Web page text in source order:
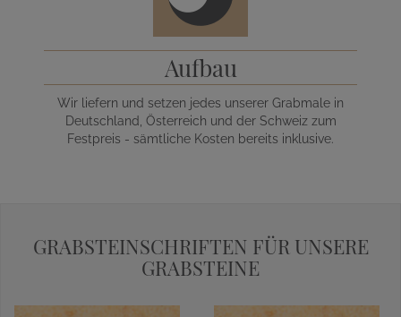
Aufbau
Wir liefern und setzen jedes unserer Grabmale in
Deutschland, Österreich und der Schweiz zum
Festpreis - sämtliche Kosten bereits inklusive.
GRABSTEINSCHRIFTEN FÜR UNSERE
GRABSTEINE